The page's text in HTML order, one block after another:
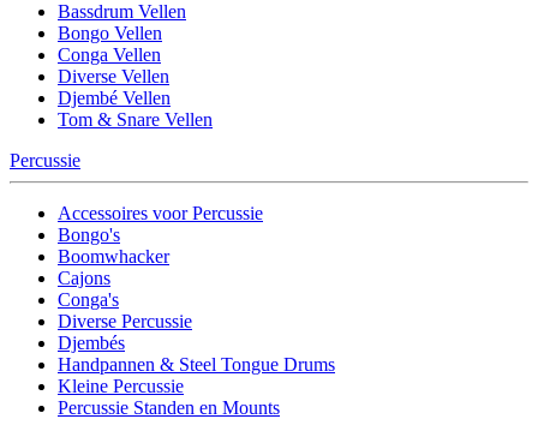
Bassdrum Vellen
Bongo Vellen
Conga Vellen
Diverse Vellen
Djembé Vellen
Tom & Snare Vellen
Percussie
Accessoires voor Percussie
Bongo's
Boomwhacker
Cajons
Conga's
Diverse Percussie
Djembés
Handpannen & Steel Tongue Drums
Kleine Percussie
Percussie Standen en Mounts